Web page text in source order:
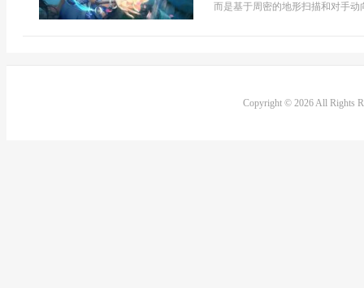
而是基于周密的地形扫描和对手
Copyright © 2026 All Rights